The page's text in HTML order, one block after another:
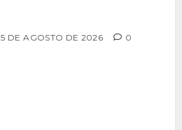
5 DE AGOSTO DE 2026 0